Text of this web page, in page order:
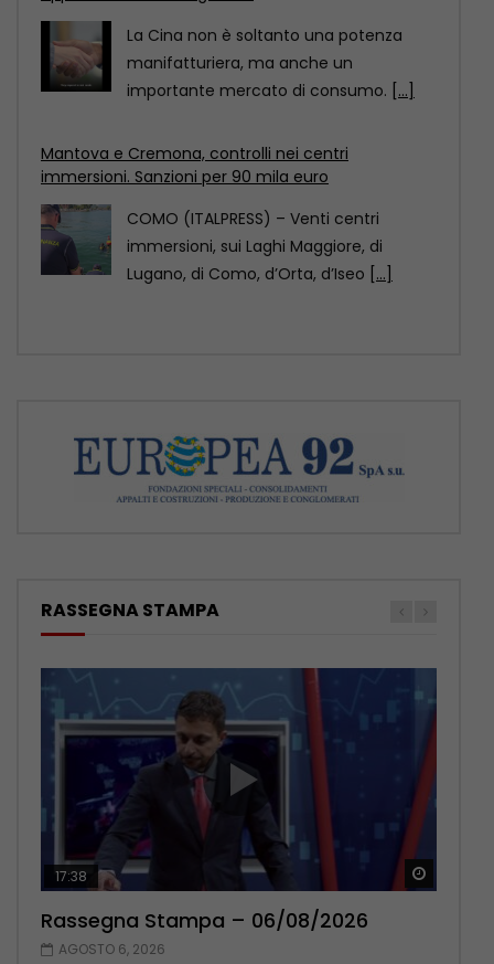
immersioni, sui Laghi Maggiore, di
Lugano, di Como, d’Orta, d’Iseo
dell’architettura 2029
mondiale dell’architettura Unesco-Uia
(Unione internazionale degli architetti)
2029, come annunciato[...]
RASSEGNA STAMPA
17:38
Rassegna Stampa – 06/08/2026
AGOSTO 6, 2026
22:42
Rassegna Stampa – 05/08/2026
AGOSTO 5, 2026